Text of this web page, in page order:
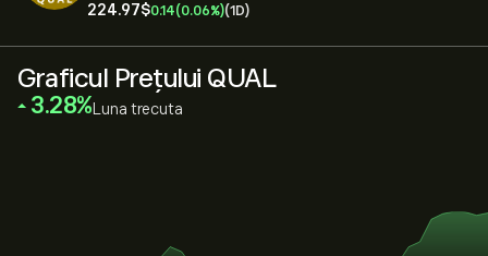
224.97‎$‎0.14(0.06%)(1D)
Graficul Prețului QUAL
‎3.28‎ Luna trecuta